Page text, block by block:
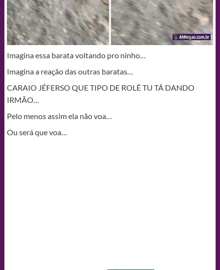
Imagina essa barata voltando pro ninho…
Imagina a reação das outras baratas…
CARAIO JÉFERSO QUE TIPO DE ROLÊ TU TÁ DANDO
IRMÃO…
Pelo menos assim ela não voa…
Ou será que voa…